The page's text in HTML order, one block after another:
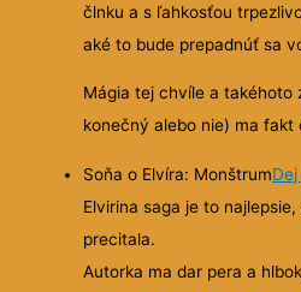
člnku a s ľahkosťou
aké to bude prepadnúť sa
Mágia tej chvíle a takéhoto
konečný alebo nie) ma fakt
Soňa o Elvíra: Monštrum
Elvirina saga je to
precitala.
Autorka ma dar pera a